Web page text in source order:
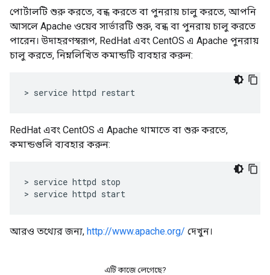
পোর্টালটি শুরু করতে, বন্ধ করতে বা পুনরায় চালু করতে, আপনি
আসলে Apache ওয়েব সার্ভারটি শুরু, বন্ধ বা পুনরায় চালু করতে
পারেন। উদাহরণস্বরূপ, RedHat এবং CentOS এ Apache পুনরায়
চালু করতে, নিম্নলিখিত কমান্ডটি ব্যবহার করুন:
> service httpd restart
RedHat এবং CentOS এ Apache থামাতে বা শুরু করতে,
কমান্ডগুলি ব্যবহার করুন:
> service httpd stop
> service httpd start
আরও তথ্যের জন্য, http://www.apache.org/ দেখুন।
এটি কাজে লেগেছে?